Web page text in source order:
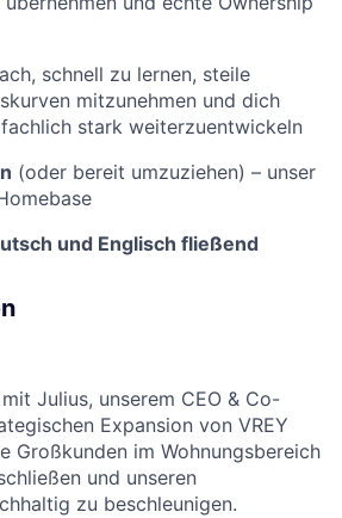
schnell zu lernen, steile
mitzunehmen und dich
stark weiterzuentwickeln
(oder bereit umzuziehen) – unser
und Englisch fließend
Julius, unserem CEO & Co-
Expansion von VREY
Großkunden im Wohnungsbereich
und unseren
zu beschleunigen.